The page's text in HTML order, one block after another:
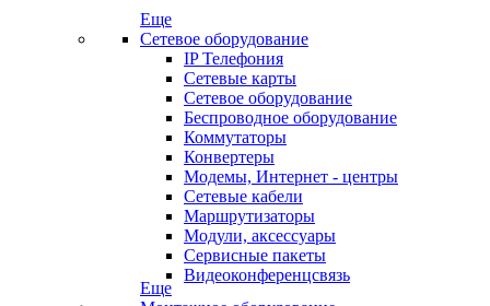
Еще
Сетевое оборудование
IP Телефония
Сетевые карты
Сетевое оборудование
Беспроводное оборудование
Коммутаторы
Конвертеры
Модемы, Интернет - центры
Сетевые кабели
Маршрутизаторы
Модули, аксессуары
Сервисные пакеты
Видеоконференцсвязь
Еще